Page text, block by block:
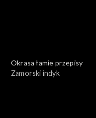
Okrasa łamie przepisy
Zamorski indyk